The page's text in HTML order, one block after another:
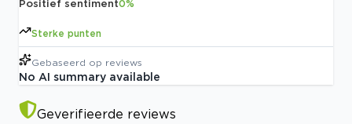
Positief sentiment0%
Sterke punten
Gebaseerd op reviews
No AI summary available
Geverifieerde reviews